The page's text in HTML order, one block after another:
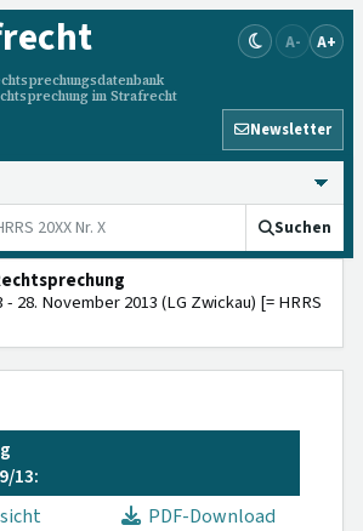
im Strafrecht
A- A+
Newsletter
Suchen
- 28. November 2013 (LG Zwickau) [= HRRS
13:
PDF-Download